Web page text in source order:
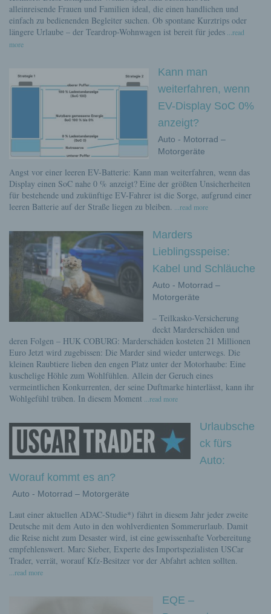
alleinreisende Frauen und Familien ideal, die einen handlichen und
einfach zu bedienenden Begleiter suchen. Ob spontane Kurztrips oder
längere Urlaube – der Teardrop-Wohnwagen ist bereit für jedes ...read
more
Kann man
weiterfahren, wenn
EV-Display SoC 0%
anzeigt?
Auto - Motorrad –
Motorgeräte
Angst vor einer leeren EV-Batterie: Kann man weiterfahren, wenn das
Display einen SoC nahe 0 % anzeigt? Eine der größten Unsicherheiten
für bestehende und zukünftige EV-Fahrer ist die Sorge, aufgrund einer
leeren Batterie auf der Straße liegen zu bleiben. ...read more
Marders
Lieblingsspeise:
Kabel und Schläuche
Auto - Motorrad –
Motorgeräte
– Teilkasko-Versicherung
deckt Marderschäden und
deren Folgen – HUK COBURG: Marderschäden kosteten 21 Millionen
Euro Jetzt wird zugebissen: Die Marder sind wieder unterwegs. Die
kleinen Raubtiere lieben den engen Platz unter der Motorhaube: Eine
kuschelige Höhle zum Wohlfühlen. Allein der Geruch eines
vermeintlichen Konkurrenten, der seine Duftmarke hinterlässt, kann ihr
Wohlgefühl trüben. In diesem Moment ...read more
Urlaubsche
ck fürs
Auto:
Worauf kommt es an?
Auto - Motorrad – Motorgeräte
Laut einer aktuellen ADAC-Studie*) fährt in diesem Jahr jeder zweite
Deutsche mit dem Auto in den wohlverdienten Sommerurlaub. Damit
die Reise nicht zum Desaster wird, ist eine gewissenhafte Vorbereitung
empfehlenswert. Marc Sieber, Experte des Importspezialisten USCar
Trader, verrät, worauf Kfz-Besitzer vor der Abfahrt achten sollten.
...read more
EQE –